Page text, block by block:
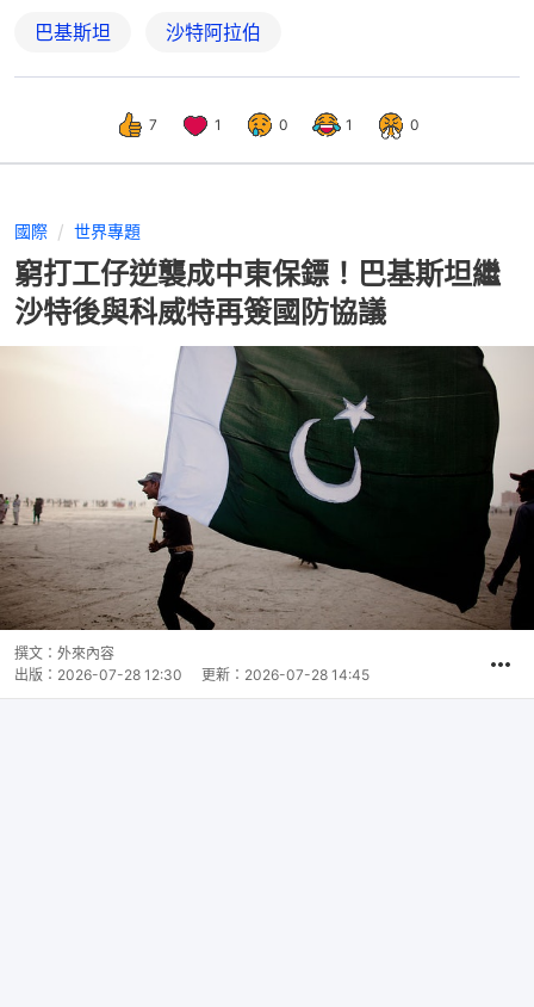
巴基斯坦 沙特阿拉伯
7 1 0 1 0
國際 世界專題
窮打工仔逆襲成中東保鏢！巴基斯坦繼
沙特後與科威特再簽國防協議
撰文： 外來內容
出版： 2026-07-28 12:30 更新： 2026-07-28 14:45